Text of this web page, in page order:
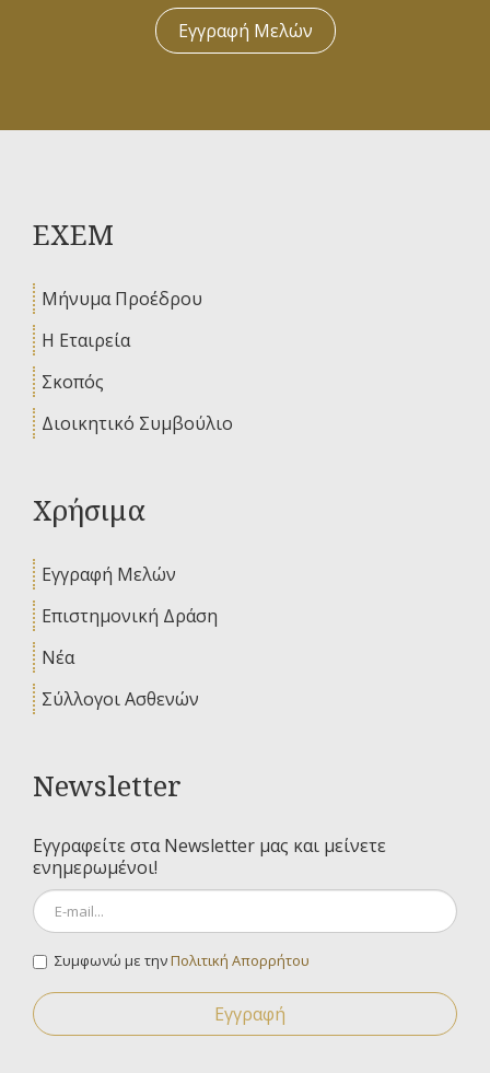
Εγγραφή Μελών
ΕΧΕΜ
Μήνυμα Προέδρου
Η Εταιρεία
Σκοπός
Διοικητικό Συμβούλιο
Χρήσιμα
Εγγραφή Μελών
Επιστημονική Δράση
Νέα
Σύλλογοι Ασθενών
Newsletter
Εγγραφείτε στα Newsletter μας και μείνετε
ενημερωμένοι!
Συμφωνώ με τηνΠολιτική Απορρήτου
Εγγραφή